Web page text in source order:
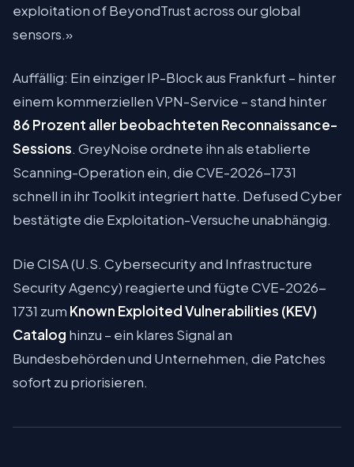
exploitation of BeyondTrust across our global
sensors.»
Auffällig: Ein einziger IP-Block aus Frankfurt – hinter
einem kommerziellen VPN-Service – stand hinter
86 Prozent aller beobachteten Reconnaissance-
Sessions. GreyNoise ordnete ihn als etablierte
Scanning-Operation ein, die CVE-2026-1731
schnell in ihr Toolkit integriert hatte. Defused Cyber
bestätigte die Exploitation-Versuche unabhängig.
Die CISA (U.S. Cybersecurity and Infrastructure
Security Agency) reagierte und fügte CVE-2026-
1731 zum Known Exploited Vulnerabilities (KEV)
Catalog hinzu – ein klares Signal an
Bundesbehörden und Unternehmen, die Patches
sofort zu priorisieren.